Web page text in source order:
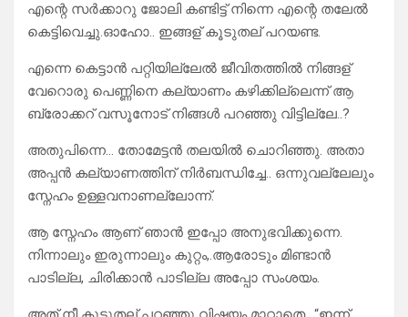
എന്റെ സർക്കാറു ജോലി കണ്ടിട്ട് നിന്നെ എന്റെ തലേൽ
കെട്ടിവെച്ചു.ഓഹോ.. ഇങ്ങള് കൂടുതല് പറയണ്ട.
എന്നെ കെട്ടാൻ പറ്റിയില്ലേൽ ജീവിതത്തിൽ നിങ്ങള്
വേറൊരു പെണ്ണിനെ കല്യാണം കഴിക്കില്ലെന്ന് ആ
ബ്രോക്കറ് വസൂനോട് നിങ്ങൾ പറഞ്ഞു വിട്ടില്ലേ..?
അതുപിന്നെ… തോമേട്ടൻ തലയിൽ ചൊറിഞ്ഞു. അതാ
അപ്പൻ കല്യാണത്തിന് നിർബന്ധിച്ചേ.. ഒന്നുവല്ലേലും
സ്നേഹം ഉള്ളവനാണല്ലോന്ന്.
ആ സ്നേഹം ആണ് ഞാൻ ഇപ്പോ അനുഭവിക്കുന്നെ.
നിന്നാലും ഇരുന്നാലും കുറ്റം,.ആരോടും മിണ്ടാൻ
പാടില്ല, ചിരിക്കാൻ പാടില്ല അപ്പോ സംശയം.